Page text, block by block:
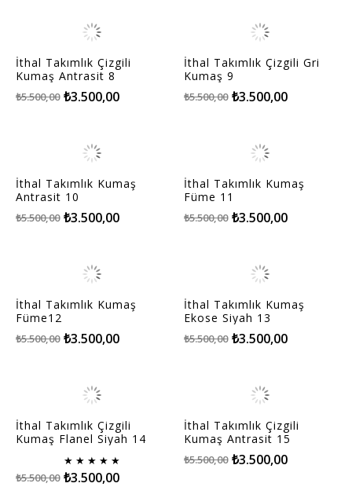
İthal Takımlık Çizgili
Kumaş Antrasit 8
₺3.500,00
₺5.500,00
İthal Takımlık Çizgili Gri
Kumaş 9
₺3.500,00
₺5.500,00
İthal Takımlık Kumaş
Antrasit 10
₺3.500,00
₺5.500,00
İthal Takımlık Kumaş
Füme 11
₺3.500,00
₺5.500,00
İthal Takımlık Kumaş
Füme12
₺3.500,00
₺5.500,00
İthal Takımlık Kumaş
Ekose Siyah 13
₺3.500,00
₺5.500,00
İthal Takımlık Çizgili
Kumaş Flanel Siyah 14
★ ★ ★ ★ ★
₺3.500,00
₺5.500,00
İthal Takımlık Çizgili
Kumaş Antrasit 15
₺3.500,00
₺5.500,00